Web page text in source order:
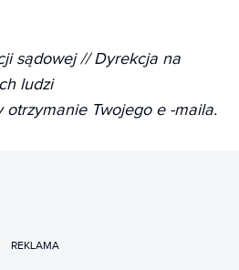
sądowej // Dyrekcja na
ludzi
otrzymanie Twojego e -maila.
REKLAMA